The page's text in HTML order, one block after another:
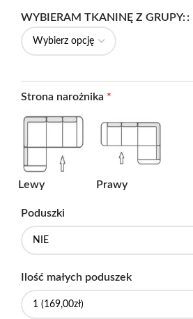
WYBIERAM TKANINĘ Z GRUPY:
Strona narożnika *
Lewy Prawy
Poduszki
Ilość małych poduszek